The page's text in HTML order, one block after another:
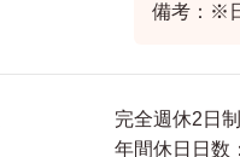
備考：※
完全週休2日
年間休日日数